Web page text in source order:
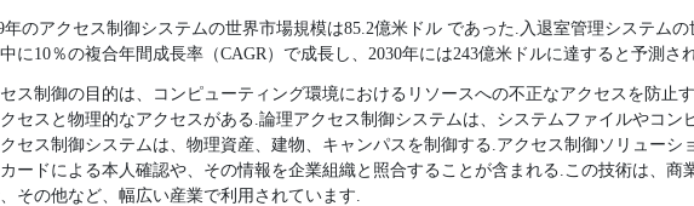
年のアクセス制御システムの世界市場規模は85.2億米ドル であった.入退室管理システムの
に10％の複合年間成長率（CAGR）で成長し、2030年には243億米ドルに達すると予測さ
ス制御の目的は、コンピューティング環境におけるリソースへの不正なアクセスを防止
セスと物理的なアクセスがある.論理アクセス制御システムは、システムファイルやコン
セス制御システムは、物理資産、建物、キャンパスを制御する.アクセス制御ソリューシ
ードによる本人確認や、その情報を企業組織と照合することが含まれる.この技術は、商
その他など、幅広い産業で利用されています.